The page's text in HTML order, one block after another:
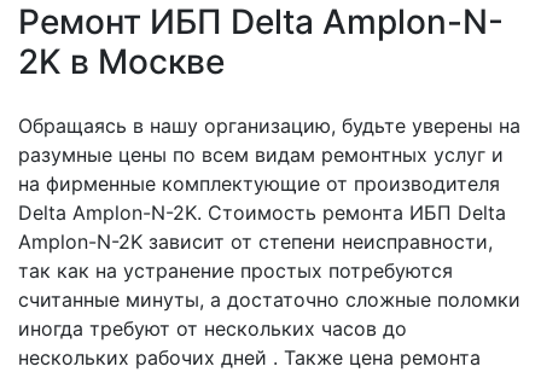
Ремонт ИБП Delta Amplon-N-
2K в Москве
Обращаясь в нашу организацию, будьте уверены на
разумные цены по всем видам ремонтных услуг и
на фирменные комплектующие от производителя
Delta Amplon-N-2K. Стоимость ремонта ИБП Delta
Amplon-N-2K зависит от степени неисправности,
так как на устранение простых потребуются
считанные минуты, а достаточно сложные поломки
иногда требуют от нескольких часов до
нескольких рабочих дней . Также цена ремонта